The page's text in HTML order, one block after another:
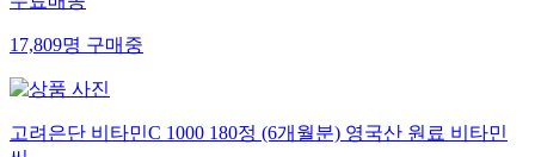
무료배송
17,809명구매중
고려은단 비타민C 1000 180정 (6개월분) 영국산 원료 비타민